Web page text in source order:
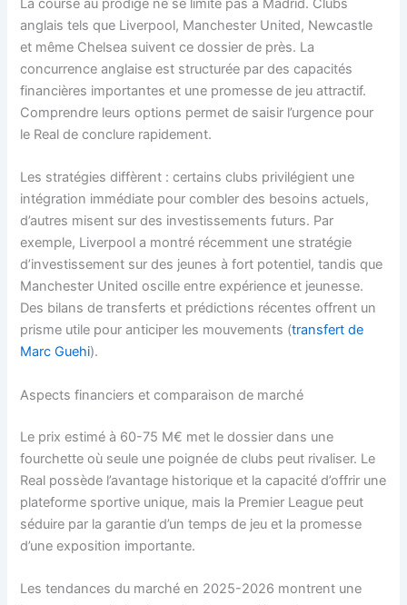
La course au prodige ne se limite pas à Madrid. Clubs
anglais tels que Liverpool, Manchester United, Newcastle
et même Chelsea suivent ce dossier de près. La
concurrence anglaise est structurée par des capacités
financières importantes et une promesse de jeu attractif.
Comprendre leurs options permet de saisir l’urgence pour
le Real de conclure rapidement.
Les stratégies diffèrent : certains clubs privilégient une
intégration immédiate pour combler des besoins actuels,
d’autres misent sur des investissements futurs. Par
exemple, Liverpool a montré récemment une stratégie
d’investissement sur des jeunes à fort potentiel, tandis que
Manchester United oscille entre expérience et jeunesse.
Des bilans de transferts et prédictions récentes offrent un
prisme utile pour anticiper les mouvements (transfert de
Marc Guehi).
Aspects financiers et comparaison de marché
Le prix estimé à 60-75 M€ met le dossier dans une
fourchette où seule une poignée de clubs peut rivaliser. Le
Real possède l’avantage historique et la capacité d’offrir une
plateforme sportive unique, mais la Premier League peut
séduire par la garantie d’un temps de jeu et la promesse
d’une exposition importante.
Les tendances du marché en 2025-2026 montrent une